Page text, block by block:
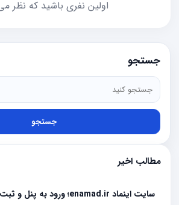
اولین نفری باشید که نظر
جستجو
جستجو
مطالب اخیر
سایت اینماد enamad.ir؛ ورود به پنل و ثبت کسب و کار